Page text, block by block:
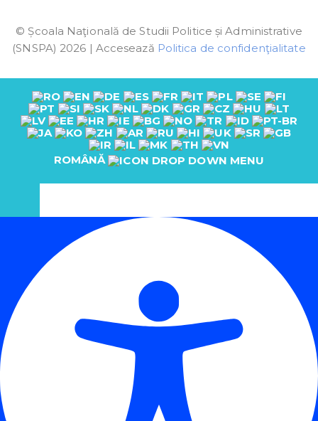
© Școala Naţională de Studii Politice și Administrative
(SNSPA) 2026 | Accesează Politica de confidenţialitate
ROMÂNĂ